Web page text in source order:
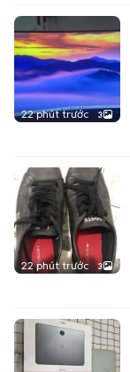
22 phút trước 3
22 phút trước 3